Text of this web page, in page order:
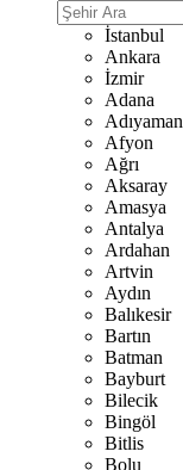
İstanbul
Ankara
İzmir
Adana
Adıyaman
Afyon
Ağrı
Aksaray
Amasya
Antalya
Ardahan
Artvin
Aydın
Balıkesir
Bartın
Batman
Bayburt
Bilecik
Bingöl
Bitlis
Bolu